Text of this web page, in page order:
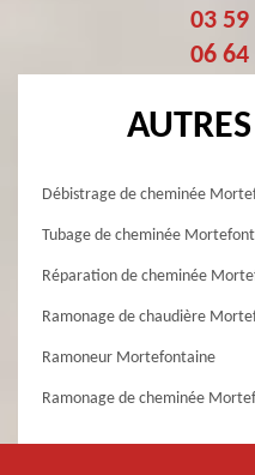
03 59
06 64
Débistrage de cheminée
Tubage de cheminée
Réparation de cheminée
Ramonage de chaudière
Ramoneur Mortefontaine
Ramonage de cheminée